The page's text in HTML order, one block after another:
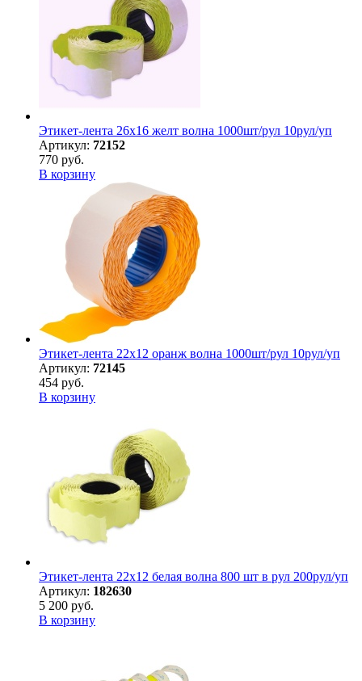
Этикет-лента 26х16 желт волна 1000шт/рул 10рул/уп
Артикул: 72152
770 руб.
В корзину
Этикет-лента 22х12 оранж волна 1000шт/рул 10рул/уп
Артикул: 72145
454 руб.
В корзину
Этикет-лента 22х12 белая волна 800 шт в рул 200рул/уп
Артикул: 182630
5 200 руб.
В корзину